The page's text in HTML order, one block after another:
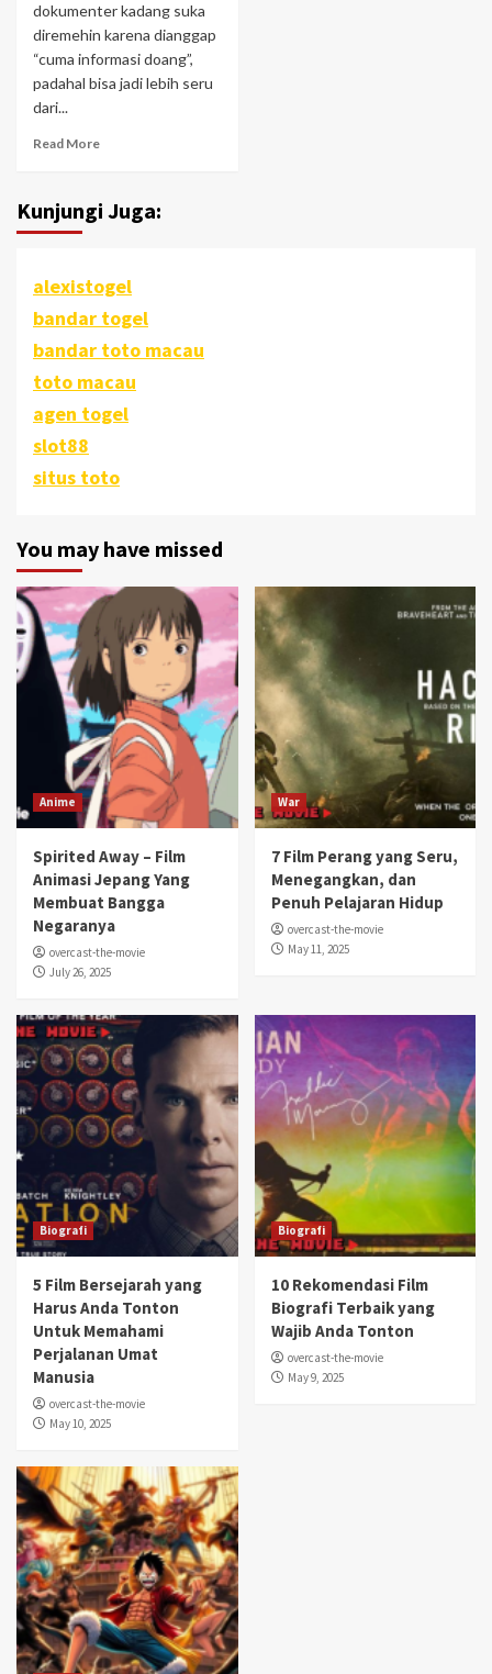
dokumenter kadang suka
diremehin karena dianggap
“cuma informasi doang”,
padahal bisa jadi lebih seru
dari...
Read More
Kunjungi Juga:
alexistogel
bandar togel
bandar toto macau
toto macau
agen togel
slot88
situs toto
You may have missed
Anime
Spirited Away – Film
Animasi Jepang Yang
Membuat Bangga
Negaranya
overcast-the-movie
July 26, 2025
War
7 Film Perang yang Seru,
Menegangkan, dan
Penuh Pelajaran Hidup
overcast-the-movie
May 11, 2025
Biografi
5 Film Bersejarah yang
Harus Anda Tonton
Untuk Memahami
Perjalanan Umat
Manusia
overcast-the-movie
May 10, 2025
Biografi
10 Rekomendasi Film
Biografi Terbaik yang
Wajib Anda Tonton
overcast-the-movie
May 9, 2025